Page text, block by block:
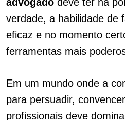
verdade, a habilidade de
eficaz e no momento
ferramentas mais
Em um mundo onde a
para persuadir,
profissionais deve